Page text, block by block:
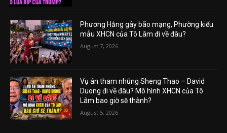
Phương Hằng gây bão mạng, Phường kiểu
mẫu XHCN của Tô Lâm đi về đâu?
August 7, 2026
Vụ án tham nhũng Sheng Thao – David
Duong đi về đâu? Mô hình XHCN của Tô
Lâm bao giờ sẽ thành?
August 5, 2026